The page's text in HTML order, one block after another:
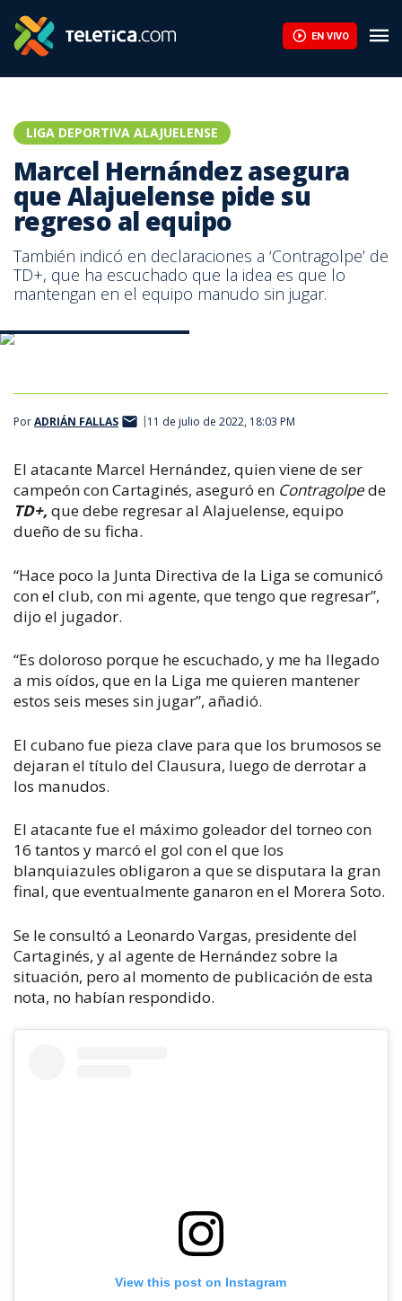
EN VIVO
LIGA DEPORTIVA ALAJUELENSE
Marcel Hernández asegura
que Alajuelense pide su
regreso al equipo
También indicó en declaraciones a ‘Contragolpe’ de
TD+, que ha escuchado que la idea es que lo
mantengan en el equipo manudo sin jugar.
PorADRIÁN FALLAS 11 de julio de 2022, 18:03 PM
El atacante Marcel Hernández, quien viene de ser
campeón con Cartaginés, aseguró en Contragolpede
TD+,que debe regresar al Alajuelense, equipo
dueño de su ficha.
“Hace poco la Junta Directiva de la Liga se comunicó
con el club, con mi agente, que tengo que regresar”,
dijo el jugador.
“Es doloroso porque he escuchado, y me ha llegado
a mis oídos, que en la Liga me quieren mantener
estos seis meses sin jugar”, añadió.
El cubano fue pieza clave para que los brumosos se
dejaran el título del Clausura, luego de derrotar a
los manudos.
El atacante fue el máximo goleador del torneo con
16 tantos y marcó el gol con el que los
blanquiazules obligaron a que se disputara la gran
final, que eventualmente ganaron en el Morera Soto.
Se le consultó a Leonardo Vargas, presidente del
Cartaginés, y al agente de Hernández sobre la
situación, pero al momento de publicación de esta
nota, no habían respondido.
View this post on Instagram